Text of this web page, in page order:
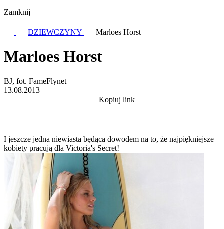
Zamknij
DZIEWCZYNY Marloes Horst
Marloes Horst
BJ, fot. FameFlynet
13.08.2013
Kopiuj link
I jeszcze jedna niewiasta będąca dowodem na to, że najpiękniejsze
kobiety pracują dla Victoria's Secret!